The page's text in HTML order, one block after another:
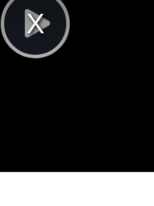
Play